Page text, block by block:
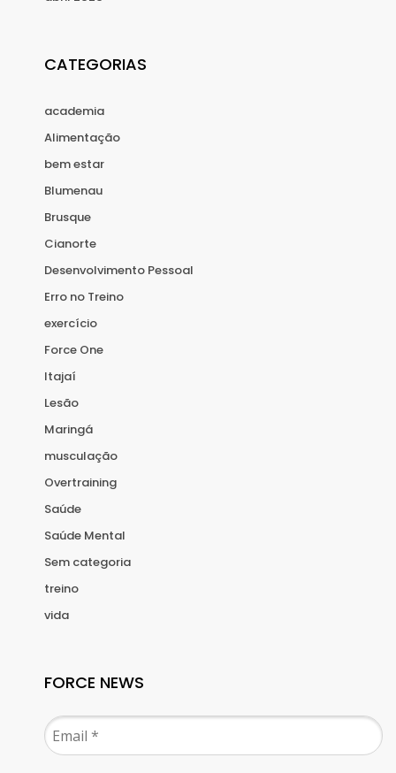
CATEGORIAS
academia
Alimentação
bem estar
Blumenau
Brusque
Cianorte
Desenvolvimento Pessoal
Erro no Treino
exercício
Force One
Itajaí
Lesão
Maringá
musculação
Overtraining
Saúde
Saúde Mental
Sem categoria
treino
vida
FORCE NEWS